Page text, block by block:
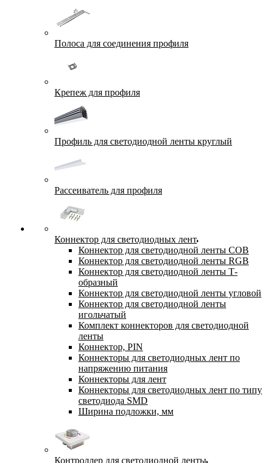
Полоса для соединения профиля
Крепеж для профиля
Профиль для светодиодной ленты круглый
Рассеиватель для профиля
Коннектор для светодиодных лент
Коннектор для светодиодной ленты COB
Коннектор для светодиодной ленты RGB
Коннектор для светодиодной ленты Т-
образный
Коннектор для светодиодной ленты угловой
Коннектор для светодиодной ленты
игольчатый
Комплект коннекторов для светодиодной
ленты
Коннектор, PIN
Коннекторы для светодиодных лент по
напряжению питания
Коннекторы для лент
Коннекторы для светодиодных лент по типу
светодиода SMD
Ширина подложки, мм
Контроллер для светодиодной ленты